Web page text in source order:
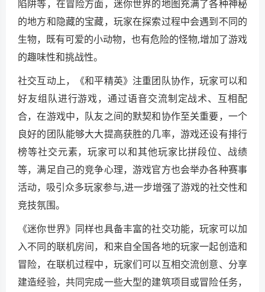
陷阱等，在冒险方面，迷你世界的地图充满了各种神秘
的地方和隐藏的宝藏，玩家在探索过程中会遇到不同的
生物，既有可爱的小动物，也有危险的怪物,增加了游戏
的趣味性和挑战性。
社交互动上，《和平精英》注重团队协作，玩家可以和
好友组队进行游戏，通过语音交流制定战术、互相配
合，在游戏中，队友之间的默契和协作至关重要，一个
良好的团队能够大大提高获胜的几率，游戏还设有排行
榜等社交元素，玩家可以和其他玩家比拼段位、战绩
等，满足自己的竞争心理，游戏官方也会举办各种赛事
活动，吸引众多玩家参与,进一步增强了游戏的社交性和
竞技氛围。
《迷你世界》同样也具备丰富的社交功能，玩家可以加
入不同的联机房间，和来自全国各地的玩家一起创造和
冒险，在联机过程中，玩家们可以互相交流创意、分享
建造经验，共同完成一些大型的建筑项目或冒险任务，